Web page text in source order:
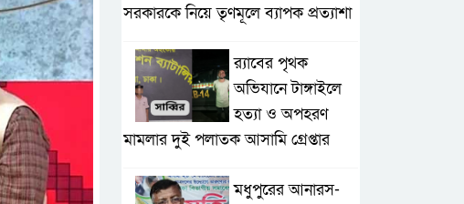
সরকারকে নিয়ে তৃণমূলে ব্যাপক প্রত্যাশা
র‌্যাবের পৃথক
অভিযানে টাঙ্গাইলে
হত্যা ও অপহরণ
মামলার দুই পলাতক আসামি গ্রেপ্তার
মধুপুরের আনারস-